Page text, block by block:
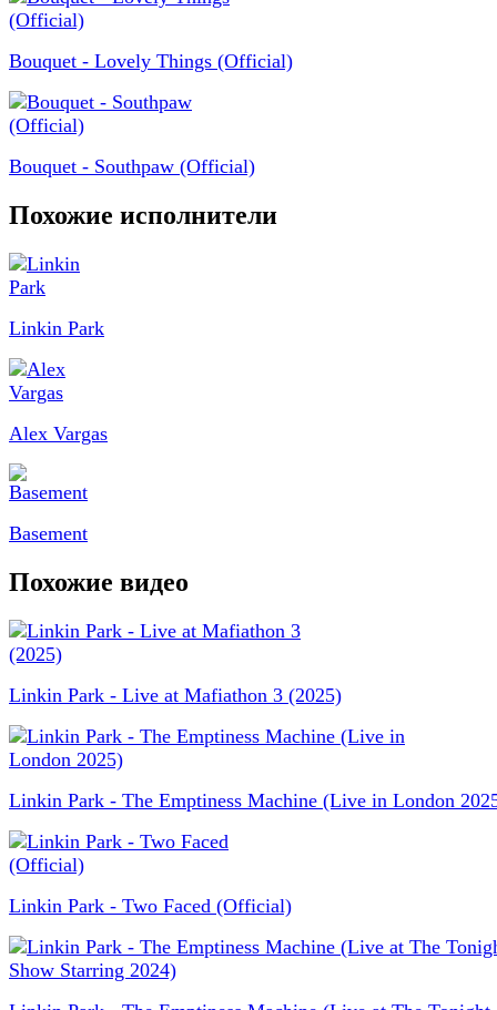
Bouquet - Lovely Things (Official)
Bouquet - Southpaw (Official)
Похожие исполнители
Linkin Park
Alex Vargas
Basement
Похожие видео
Linkin Park - Live at Mafiathon 3 (2025)
Linkin Park - The Emptiness Machine (Live in London
Linkin Park - Two Faced (Official)